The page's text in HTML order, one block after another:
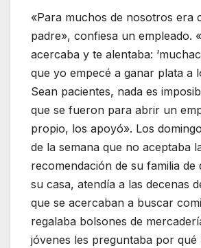
«Para muchos de nosotros era
padre», confiesa un empleado.
acercaba y te alentaba:
que yo empecé a ganar plata a
Sean pacientes, nada es
que se fueron para abrir un
propio, los apoyó». Los
de la semana que no aceptaba
recomendación de su familia de
su casa, atendía a las decenas
que se acercaban a buscar
regalaba bolsones de
jóvenes les preguntaba por qué